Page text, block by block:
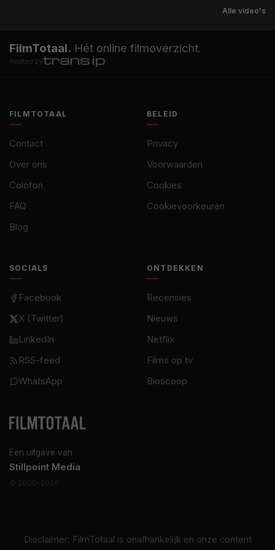
Alle video's
FilmTotaal. Hét online filmoverzicht.
hosted by
Een uitgave van
Stillpoint Media
© 2000–2026
FILMTOTAAL
Contact
Over ons
Colofon
FAQ
Blog
BELEID
Privacy
Voorwaarden
Cookies
Cookievoorkeuren
SOCIALS
Facebook
X (Twitter)
LinkedIn
RSS-feed
WhatsApp
ONTDEKKEN
Recensies
Nieuws
Netflix
Films op tv
Bioscoop
Disclaimer: FilmTotaal is onafhankelijk en onze content